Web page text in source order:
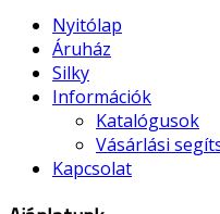
Nyitólap
Áruház
Silky
Információk
Katalógusok
Vásárlási
Kapcsolat